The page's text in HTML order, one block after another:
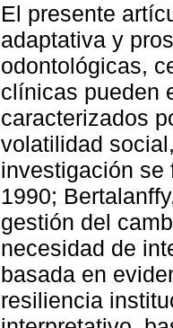
El presente
adaptativa y
odontológicas,
clínicas pueden
caracterizados
volatilidad
investigación se
1990;
gestión del
necesidad de
basada en
resiliencia